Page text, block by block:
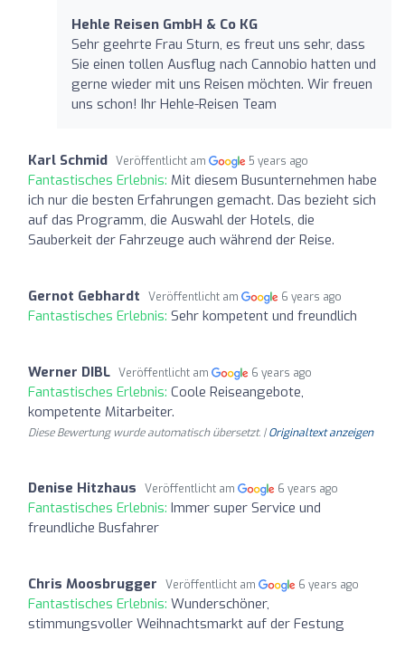
Hehle Reisen GmbH & Co KG
Sehr geehrte Frau Sturn, es freut uns sehr, dass
Sie einen tollen Ausflug nach Cannobio hatten und
gerne wieder mit uns Reisen möchten. Wir freuen
uns schon! Ihr Hehle-Reisen Team
Karl Schmid Veröffentlicht am 5 years ago
Fantastisches Erlebnis: Mit diesem Busunternehmen habe
ich nur die besten Erfahrungen gemacht. Das bezieht sich
auf das Programm, die Auswahl der Hotels, die
Sauberkeit der Fahrzeuge auch während der Reise.
Gernot Gebhardt Veröffentlicht am 6 years ago
Fantastisches Erlebnis: Sehr kompetent und freundlich
Werner DIBL Veröffentlicht am 6 years ago
Fantastisches Erlebnis: Coole Reiseangebote,
kompetente Mitarbeiter.
Diese Bewertung wurde automatisch übersetzt. |Originaltext anzeigen
Denise Hitzhaus Veröffentlicht am 6 years ago
Fantastisches Erlebnis: Immer super Service und
freundliche Busfahrer
Chris Moosbrugger Veröffentlicht am 6 years ago
Fantastisches Erlebnis: Wunderschöner,
stimmungsvoller Weihnachtsmarkt auf der Festung